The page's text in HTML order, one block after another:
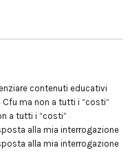
contenuti educativi
ma non a tutti i “costi”
a tutti i “costi”
alla mia interrogazione
alla mia interrogazione